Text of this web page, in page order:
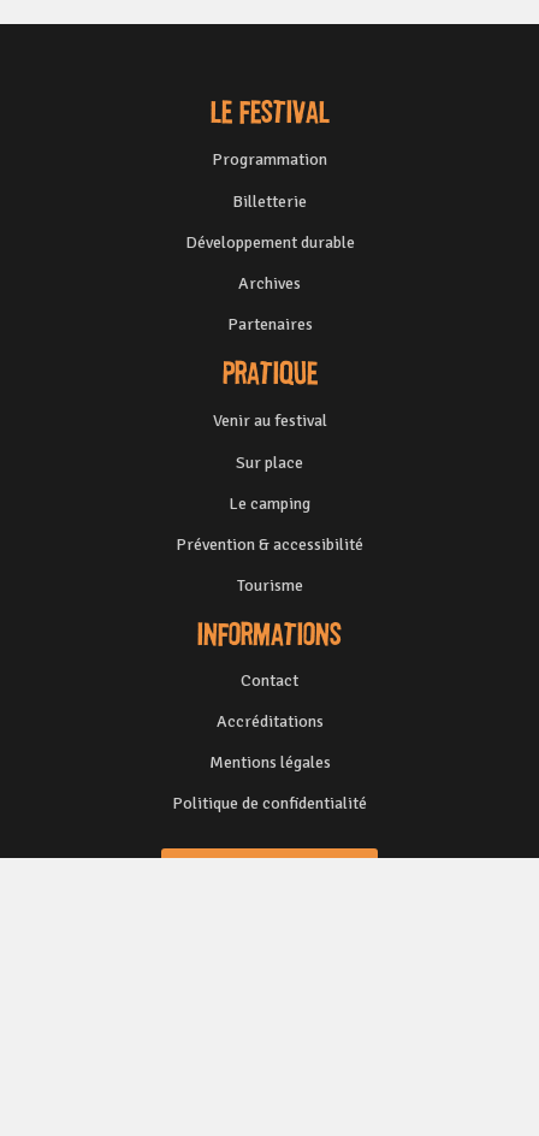
Le festival
Programmation
Billetterie
Développement durable
Archives
Partenaires
Pratique
Venir au festival
Sur place
Le camping
Prévention & accessibilité
Tourisme
Informations
Contact
Accréditations
Mentions légales
Politique de confidentialité